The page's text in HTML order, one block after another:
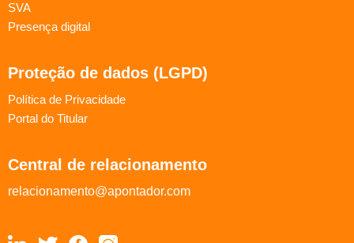
SVA
Presença digital
Proteção de dados (LGPD)
Política de Privacidade
Portal do Titular
Central de relacionamento
relacionamento@apontador.com